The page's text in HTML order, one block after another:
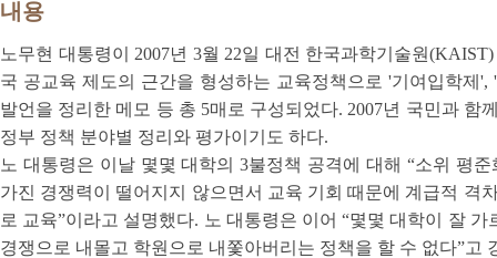
내용
노무현 대통령이 2007년 3월 22일 대전 한국과학기술원
국 공교육 제도의 근간을 형성하는 교육정책으로 '기여입학제
발언을 정리한 메모 등 총 5매로 구성되었다. 2007년 국민과
정부 정책 분야별 정리와 평가이기도 하다.
노 대통령은 이날 몇몇 대학의 3불정책 공격에 대해 “소위 평
가진 경쟁력이 떨어지지 않으면서 교육 기회 때문에 계급적 격
로 교육”이라고 설명했다. 노 대통령은 이어 “몇몇 대학이 잘
경쟁으로 내몰고 학원으로 내쫓아버리는 정책을 할 수 없다”고